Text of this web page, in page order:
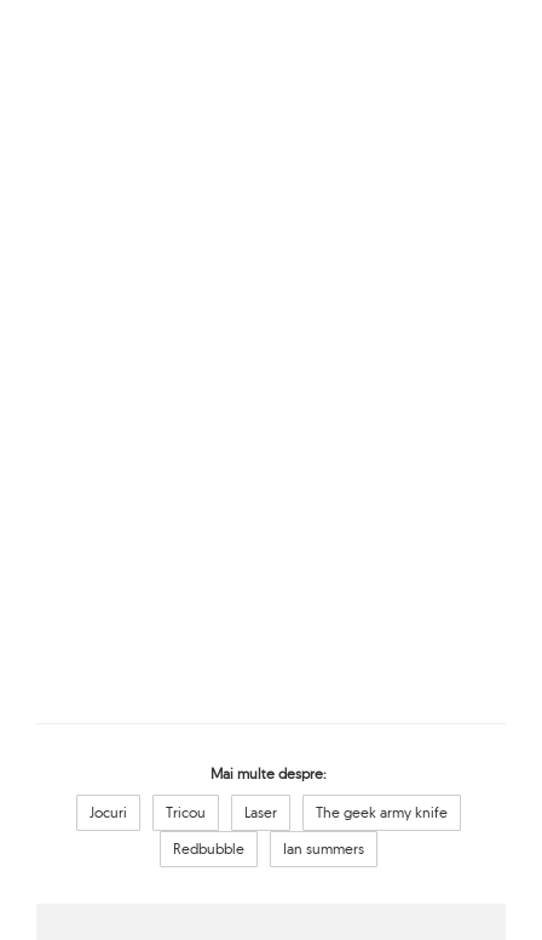
Mai multe despre:
Jocuri Tricou Laser
The geek army knife
Redbubble
Ian summers